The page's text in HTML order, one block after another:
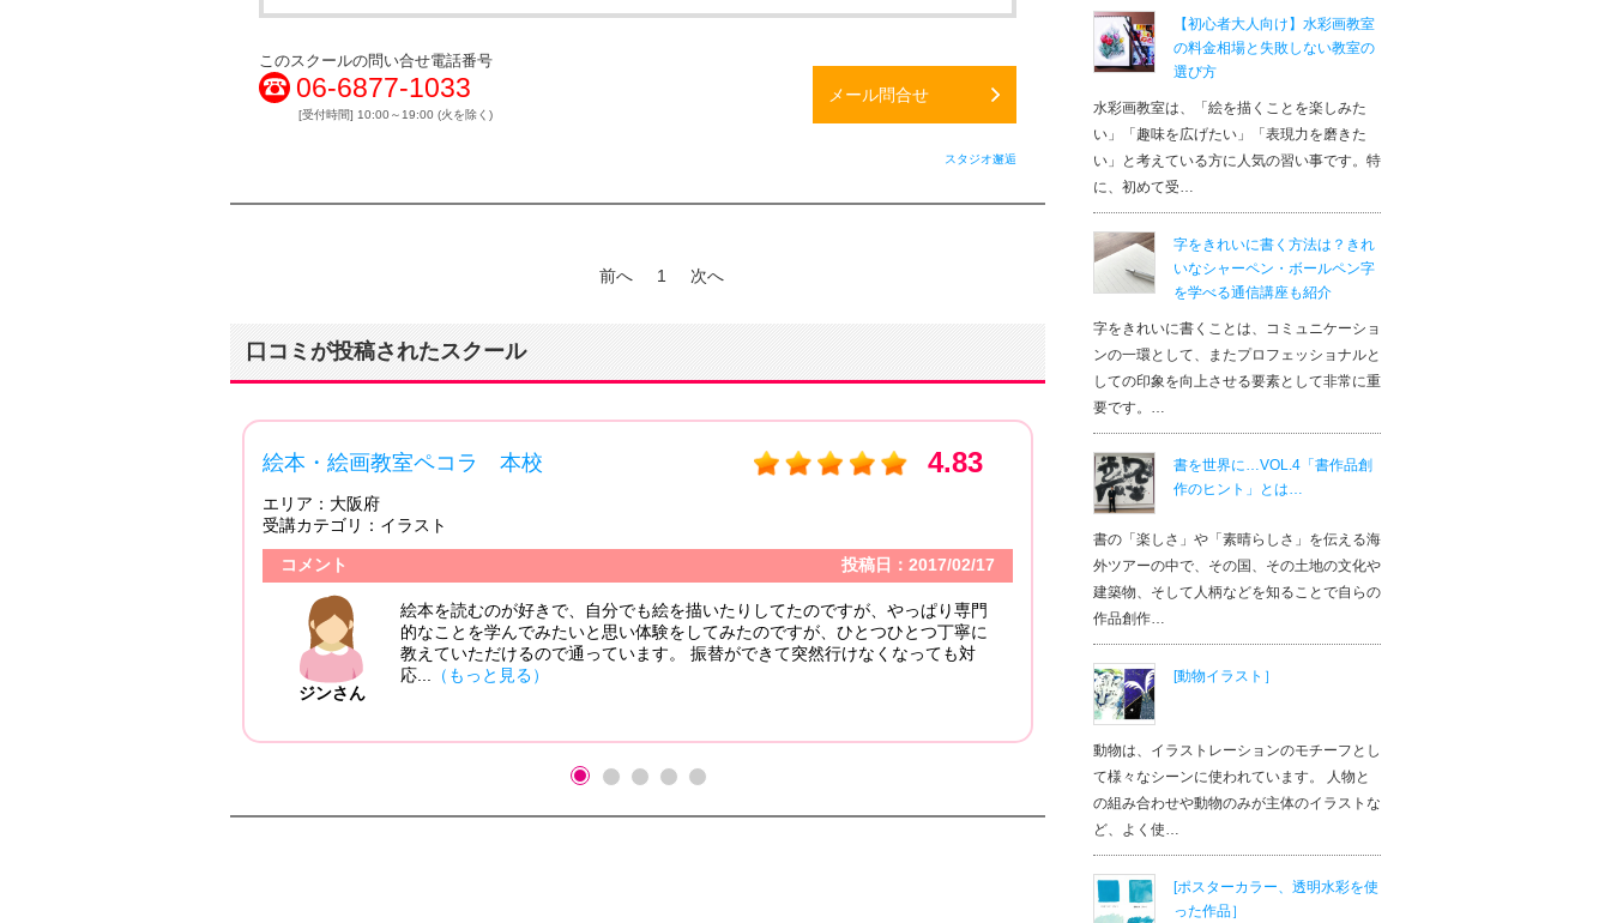
このスクールの問い合せ電話番号
06-6877-1033
[受付時間] 10:00～19:00 (火を除く)
メール問合せ
スタジオ邂逅
前へ 1 次へ
口コミが投稿されたスクール
4.83
投稿日：2017/02/17
好きで、自分でも絵を描いたりしてたのですが、やっぱり専門
でみたいと思い体験をしてみたのですが、ひとつひとつ丁寧に
るので通っています。 振替ができて突然行けなくなっても対
絵本・絵画教室ペコラ 本校 4.50
投稿日：2015/09/23
とてもアットホームで、通いやすい、イイ教室です。 先生が、とても熱心な
んで、レベルアップしたい人は、是非、通ってみてください。
【初心者大人向け】水彩画教室
の料金相場と失敗しない教室の
選び方
水彩画教室は、「絵を描くことを楽しみた
い」「趣味を広げたい」「表現力を磨きた
い」と考えている方に人気の習い事です。特
に、初めて受…
字をきれいに書く方法は？きれ
いなシャーペン・ボールペン字
を学べる通信講座も紹介
字をきれいに書くことは、コミュニケーショ
ンの一環として、またプロフェッショナルと
しての印象を向上させる要素として非常に重
要です。…
書を世界に…VOL.4「書作品創
作のヒント」とは…
書の「楽しさ」や「素晴らしさ」を伝える海
外ツアーの中で、その国、その土地の文化や
建築物、そして人柄などを知ることで自らの
作品創作…
[動物イラスト］
動物は、イラストレーションのモチーフとし
て様々なシーンに使われています。 人物と
の組み合わせや動物のみが主体のイラストな
ど、よく使…
[ポスターカラー、透明水彩を使
った作品］